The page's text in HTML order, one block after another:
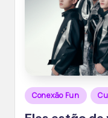
Posted
in
Conexão Fun